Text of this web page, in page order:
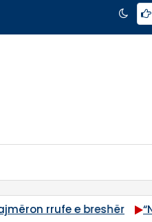
“Nëse nuk thirret sot